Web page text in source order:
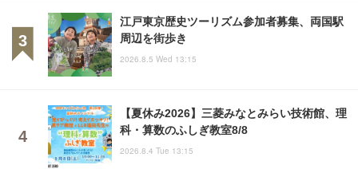
江戸東京歴史ツーリズム参加者募集、両国駅
周辺を街歩き
2026.8.5 Wed 13:15
【夏休み2026】三菱みなとみらい技術館、理
科・算数のふしぎ教室8/8
2026.8.4 Tue 13:15